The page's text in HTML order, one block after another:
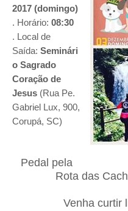
2017 (domingo)
. Horário: 08:30
. Local de
Saída: Seminári
o Sagrado
Coração de
Jesus (Rua Pe.
Gabriel Lux, 900,
Corupá, SC)
Pedal pela
Rota das
Venha curtir